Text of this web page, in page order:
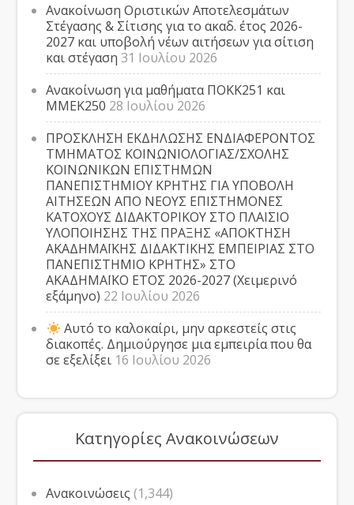
Ανακοίνωση Οριστικών Αποτελεσμάτων
Στέγασης & Σίτισης για το ακαδ. έτος 2026-
2027 και υποβολή νέων αιτήσεων για σίτιση
και στέγαση 31 Ιουλίου 2026
Ανακοίνωση για μαθήματα ΠΟΚΚ251 και
ΜΜΕΚ250 28 Ιουλίου 2026
ΠΡΟΣΚΛΗΣΗ ΕΚΔΗΛΩΣΗΣ ΕΝΔΙΑΦΕΡΟΝΤΟΣ
ΤΜΗΜΑΤΟΣ ΚΟΙΝΩΝΙΟΛΟΓΙΑΣ/ΣΧΟΛΗΣ
ΚΟΙΝΩΝΙΚΩΝ ΕΠΙΣΤΗΜΩΝ
ΠΑΝΕΠΙΣΤΗΜΙΟΥ ΚΡΗΤΗΣ ΓΙΑ ΥΠΟΒΟΛΗ
ΑΙΤΗΣΕΩΝ ΑΠΟ ΝΕΟΥΣ ΕΠΙΣΤΗΜΟΝΕΣ
ΚΑΤΟΧΟΥΣ ΔΙΔΑΚΤΟΡΙΚΟΥ ΣΤΟ ΠΛΑΙΣΙΟ
ΥΛΟΠΟΙΗΣΗΣ ΤΗΣ ΠΡΑΞΗΣ «ΑΠΟΚΤΗΣΗ
ΑΚΑΔΗΜΑΪΚΗΣ ΔΙΔΑΚΤΙΚΗΣ ΕΜΠΕΙΡΙΑΣ ΣΤΟ
ΠΑΝΕΠΙΣΤΗΜΙΟ ΚΡΗΤΗΣ» ΣΤΟ
ΑΚΑΔΗΜΑΪΚΟ ΕΤΟΣ 2026-2027 (Χειμερινό
εξάμηνο) 22 Ιουλίου 2026
Αυτό το καλοκαίρι, μην αρκεστείς στις
διακοπές. Δημιούργησε μια εμπειρία που θα
σε εξελίξει 16 Ιουλίου 2026
Κατηγορίες Ανακοινώσεων
Ανακοινώσεις (1,344)